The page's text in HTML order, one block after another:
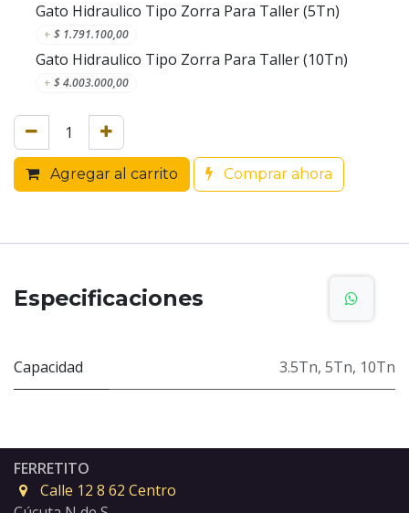
Gato Hidraulico Tipo Zorra Para Taller (5Tn)
+ $ 1.791.100,00
Gato Hidraulico Tipo Zorra Para Taller (10Tn)
+ $4.003.000,00
Agregar al carrito Comprar ahora
Especificaciones
Capacidad 3.5Tn, 5Tn, 10Tn
FERRETITO
Calle 12 8 62 Centro